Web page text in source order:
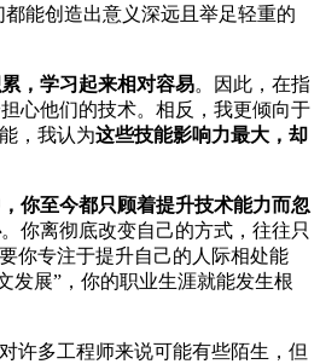
能创造出意义深远且举足轻重的
，学习起来相对容易。因此，在指
心他们的技术。相反，我更倾向于
，我认为这些技能影响力最大，却
你至今都只顾着提升技术能力而忽
。你离彻底改变自己的方式，往往只
你专注于提升自己的人际相处能
发展”，你的职业生涯就能发生根
许多工程师来说可能有些陌生，但